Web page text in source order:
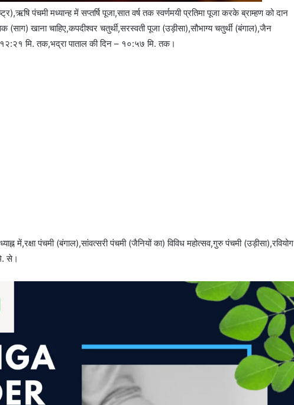
पंचमी मध्यान्ह में सप्तर्षि पूजा,सात वर्ष तक स्वर्णमयी प्रतिमा पूजा करके ब्राम्हण को दान
(साग) खाना चाहिए,कपदीश्वर चतुर्थी,सरस्वती पूजा (उड़ीसा),सौभाग्य चतुर्थी (बंगाल),जैन
१२:२१ मि. तक,भद्रा पाताल की दिन – १०:५७ मि. तक।
में,रक्षा पंचमी (बंगाल),सांवत्सरी पंचमी (जैनियों का) विविध महोत्सव,गुरु पंचमी (उड़ीसा),रवियोग
से।